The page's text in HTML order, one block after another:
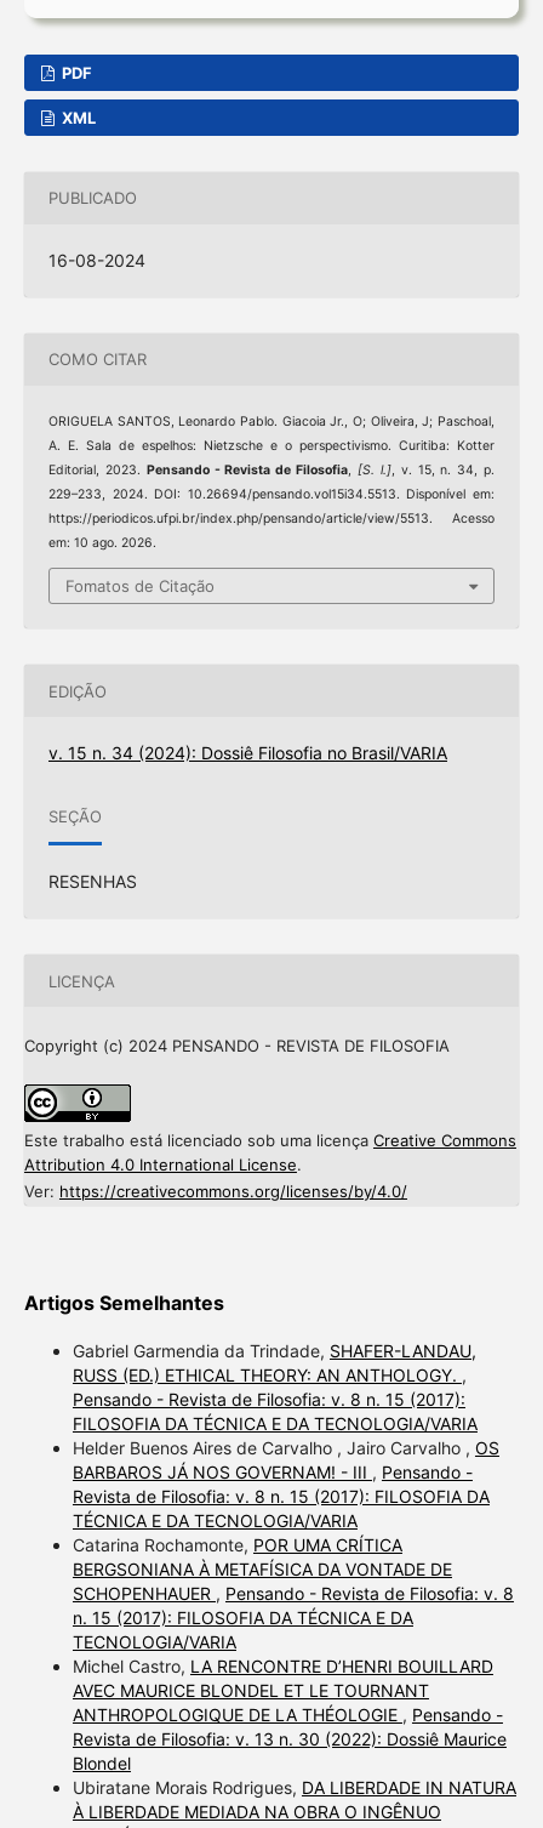
PDF
XML
PUBLICADO
16-08-2024
COMO CITAR
ORIGUELA SANTOS, Leonardo Pablo. Giacoia Jr., O; Oliveira, J; Paschoal,
A. E. Sala de espelhos: Nietzsche e o perspectivismo. Curitiba: Kotter
Editorial, 2023. Pensando - Revista de Filosofia, [S. l.], v. 15, n. 34, p.
229–233, 2024. DOI: 10.26694/pensando.vol15i34.5513. Disponível em:
https://periodicos.ufpi.br/index.php/pensando/article/view/5513. Acesso
em: 10 ago. 2026.
Fomatos de Citação
EDIÇÃO
v. 15 n. 34 (2024): Dossiê Filosofia no Brasil/VARIA
SEÇÃO
RESENHAS
LICENÇA
Copyright (c) 2024 PENSANDO - REVISTA DE FILOSOFIA
Este trabalho está licenciado sob uma licença Creative Commons
Attribution 4.0 International License.
Ver: https://creativecommons.org/licenses/by/4.0/
Artigos Semelhantes
Gabriel Garmendia da Trindade, SHAFER-LANDAU,
RUSS (ED.) ETHICAL THEORY: AN ANTHOLOGY. ,
Pensando - Revista de Filosofia: v. 8 n. 15 (2017):
FILOSOFIA DA TÉCNICA E DA TECNOLOGIA/VARIA
Helder Buenos Aires de Carvalho , Jairo Carvalho , OS
BARBAROS JÁ NOS GOVERNAM! - III , Pensando -
Revista de Filosofia: v. 8 n. 15 (2017): FILOSOFIA DA
TÉCNICA E DA TECNOLOGIA/VARIA
Catarina Rochamonte, POR UMA CRÍTICA
BERGSONIANA À METAFÍSICA DA VONTADE DE
SCHOPENHAUER , Pensando - Revista de Filosofia: v. 8
n. 15 (2017): FILOSOFIA DA TÉCNICA E DA
TECNOLOGIA/VARIA
Michel Castro, LA RENCONTRE D’HENRI BOUILLARD
AVEC MAURICE BLONDEL ET LE TOURNANT
ANTHROPOLOGIQUE DE LA THÉOLOGIE , Pensando -
Revista de Filosofia: v. 13 n. 30 (2022): Dossiê Maurice
Blondel
Ubiratane Morais Rodrigues, DA LIBERDADE IN NATURA
À LIBERDADE MEDIADA NA OBRA O INGÊNUO